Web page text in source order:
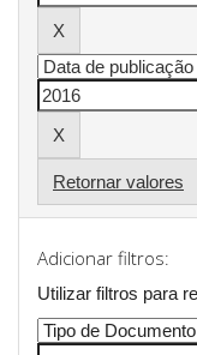
Retornar valores
Adicionar filtros:
Utilizar filtros para